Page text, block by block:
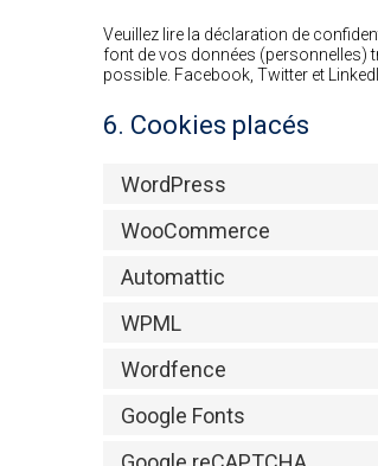
Veuillez lire la déclaration de
font de vos données (personnelles)
possible. Facebook, Twitter et
6. Cookies placés
WordPress
WooCommerce
Automattic
WPML
Wordfence
Google Fonts